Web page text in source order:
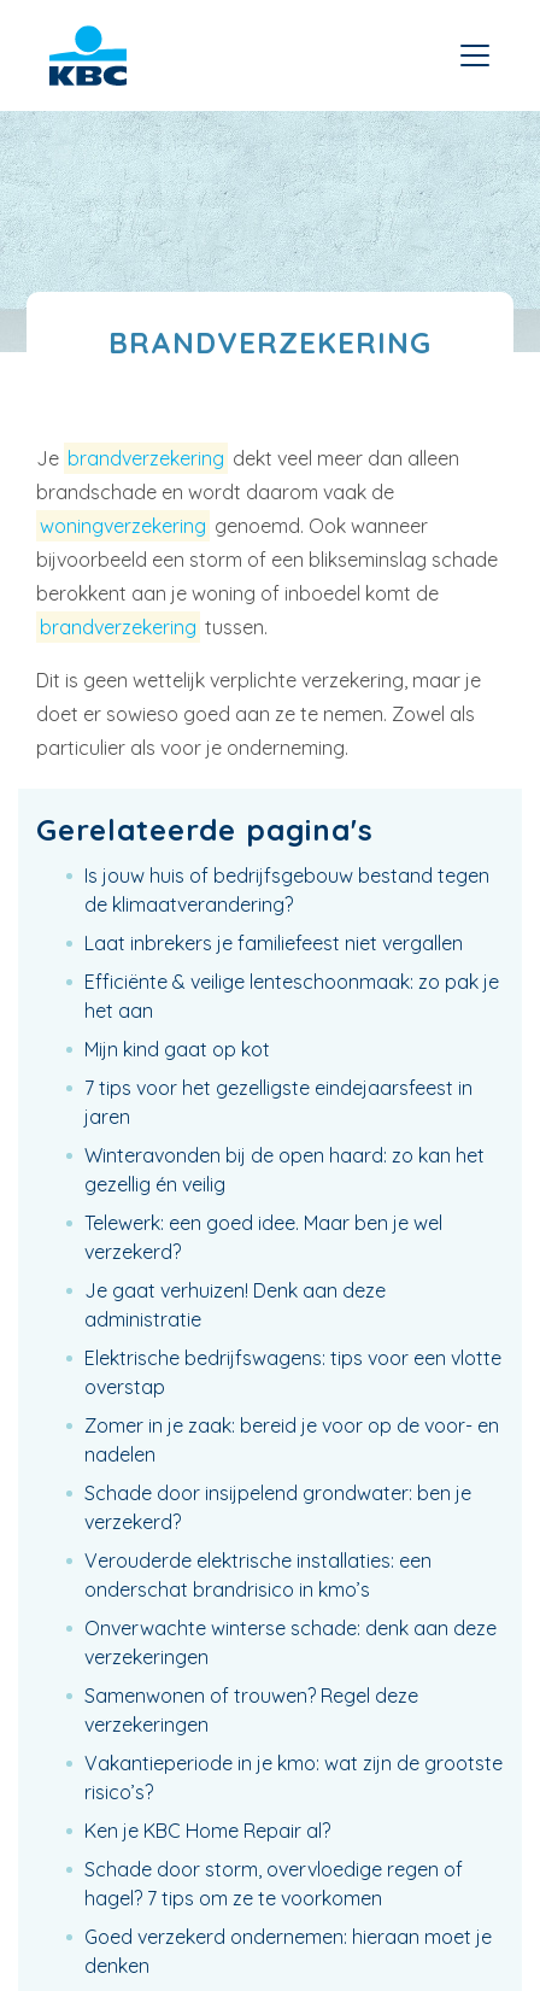
BRANDVERZEKERING
Je brandverzekering dekt veel meer dan alleen
brandschade en wordt daarom vaak de
woningverzekering genoemd. Ook wanneer
bijvoorbeeld een storm of een blikseminslag schade
berokkent aan je woning of inboedel komt de
brandverzekering tussen.
Dit is geen wettelijk verplichte verzekering, maar je
doet er sowieso goed aan ze te nemen. Zowel als
particulier als voor je onderneming.
Gerelateerde pagina's
Is jouw huis of bedrijfsgebouw bestand tegen
de klimaatverandering?
Laat inbrekers je familiefeest niet vergallen
Efficiënte & veilige lenteschoonmaak: zo pak je
het aan
Mijn kind gaat op kot
7 tips voor het gezelligste eindejaarsfeest in
jaren
Winteravonden bij de open haard: zo kan het
gezellig én veilig
Telewerk: een goed idee. Maar ben je wel
verzekerd?
Je gaat verhuizen! Denk aan deze
administratie
Elektrische bedrijfswagens: tips voor een vlotte
overstap
Zomer in je zaak: bereid je voor op de voor- en
nadelen
Schade door insijpelend grondwater: ben je
verzekerd?
Verouderde elektrische installaties: een
onderschat brandrisico in kmo’s
Onverwachte winterse schade: denk aan deze
verzekeringen
Samenwonen of trouwen? Regel deze
verzekeringen
Vakantieperiode in je kmo: wat zijn de grootste
risico’s?
Ken je KBC Home Repair al?
Schade door storm, overvloedige regen of
hagel? 7 tips om ze te voorkomen
Goed verzekerd ondernemen: hieraan moet je
denken